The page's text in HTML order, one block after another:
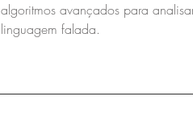
algoritmos avançados para analisar
linguagem falada.